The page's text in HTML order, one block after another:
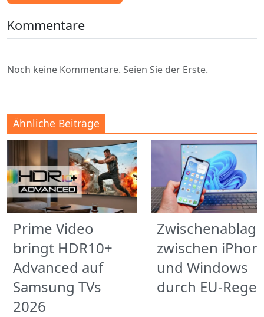
Kommentare
Noch keine Kommentare. Seien Sie der Erste.
Ähnliche Beiträge
Prime Video
bringt HDR10+
Advanced auf
Samsung TVs
2026
Zwischenablage
zwischen
und Windows
durch EU-Regel